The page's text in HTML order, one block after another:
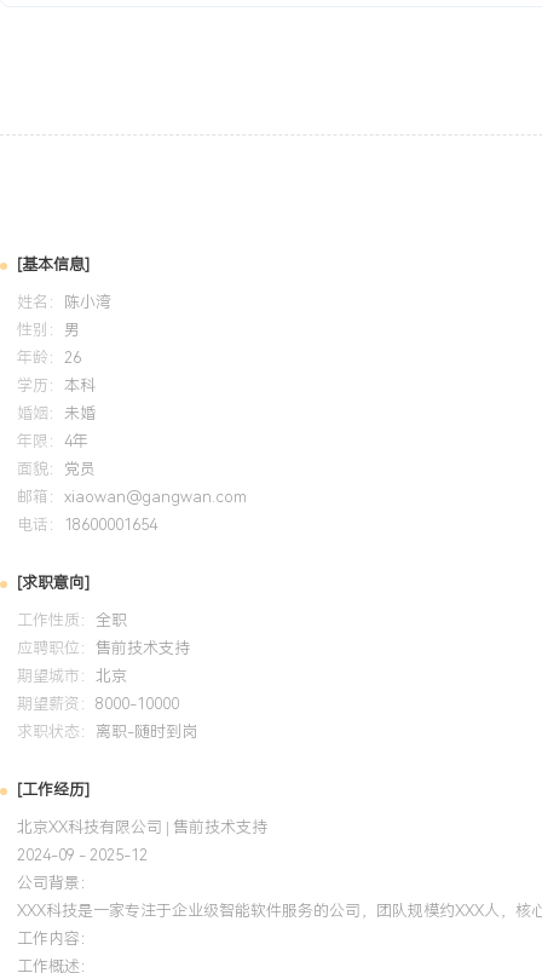
实现用户认证与日志记录功能。熟练使用Visio进行技术架构绘图，
技术背景：拥有X年一线售前技术支持经验，具备计算机学科背景，
SaaS软件、物联网平台及低代码产品的核心技术原理，善于将复杂
业务价值。方案能力：累计输出超XXX份定制化技术方案，精通从
投标答辩的全流程，具备独立运作XXX万级项目售前支持的能力，方
XXX%。沟通协调：擅长在客户、销售与研发团队之间进行高效沟通
技术信息并管理多方预期，支撑销售完成超XXX万元年度合同额。
次客户交流与快节奏项目支持，能在多任务并行下保障输出质量，
识沉淀优化工作方法，推动团队售前材料复用率提升XXX%。
培训经历
2024-09 -2025-12
系统学习了项目管理的标准流程与方法论，并将之应用于大型项目
智慧园区等综合项目中，运用范围管理和干系人管理知识，更结构
源协调，确保复杂方案的设计与交付逻辑清晰，支撑项目中标率提升
[基本信息]
姓名：
陈小湾
性别： 男
年龄： 26
学历： 本科
婚姻： 未婚
年限： 4年
面貌： 党员
邮箱： xiaowan@gangwan.com
电话：
18600001654
[求职意向]
工作性质： 全职
应聘职位： 售前技术支持
期望城市： 北京
期望薪资： 8000-10000
求职状态： 离职-随时到岗
[工作经历]
北京XX科技有限公司 | 售前技术支持
2024-09 - 2025-12
公司背景：
XXX科技是一家专注于企业级智能软件服务的公司，团队规模约XXX人，
工作内容：
工作概述：